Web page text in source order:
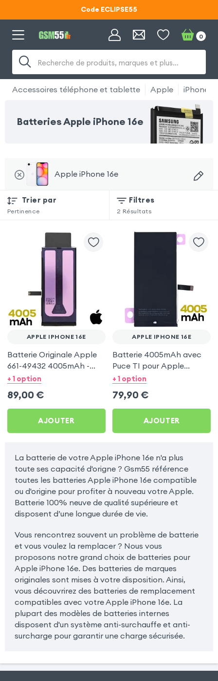
Code ECLIPSE55
Recherche de produits, marques et plus…
0
Accessoires téléphone et tablette Apple iPhone
Batteries Apple iPhone 16e
Apple iPhone 16e
Trier par
Pertinence
Filtres
2 Résultats
APPLE IPHONE 16E
Batterie Originale Apple
661-49432 4005mAh -
Service Pack pour Apple
+ 1 option
89,00 €
AJOUTER
APPLE IPHONE 16E
Batterie 4005mAh avec
Puce TI pour Apple
iPhone 16e
+ 1 option
79,90 €
AJOUTER
La batterie de votre Apple iPhone 16e n'a plus
toute ses capacité d'origne ? Gsm55 référence
toutes les batteries Apple iPhone 16e compatible
ou d'origine pour profiter à nouveau votre Apple.
Batterie 100% neuve de qualité supérieure et
disposent d’une longue durée de vie.
Vous rencontrez souvent un problème de batterie
et vous voulez la remplacer ? Nous vous
proposons notre grand choix de batteries pour
Apple iPhone 16e. Des batteries de marques
originales sont mises à votre disposition. Ainsi,
vous découvrirez des batteries de remplacement
compatibles avec votre Apple iPhone 16e. La
plupart des modèles de batteries internes
disposent d'un système anti-surchauffe et anti-
surcharge pour garantir une charge sécurisée.